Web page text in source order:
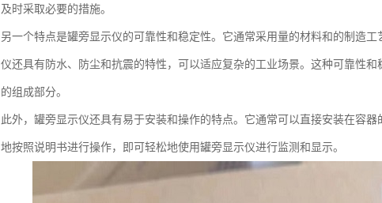
及时采取必要的措施。
另一个特点是罐旁显示仪的可靠性和稳定性。它通常采用量的材料和的制造
仪还具有防水、防尘和抗震的特性，可以适应复杂的工业场景。这种可靠性
的组成部分。
此外，罐旁显示仪还具有易于安装和操作的特点。它通常可以直接安装在容
地按照说明书进行操作，即可轻松地使用罐旁显示仪进行监测和显示。